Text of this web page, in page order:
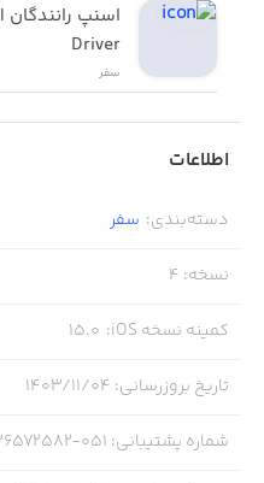
Driver
سفر
اطلاعات
دسته‌بندی: سفر
نسخه:
4
کمینه نسخه iOS :
15.0
تاریخ بروزرسانی: ۱۴۰۳/۱۱/۰۴
شماره پشتیبانی:
051-36572582